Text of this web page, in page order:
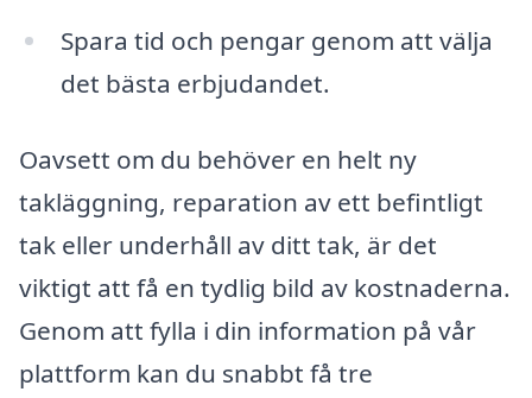
Spara tid och pengar genom att välja
det bästa erbjudandet.
Oavsett om du behöver en helt ny
takläggning, reparation av ett befintligt
tak eller underhåll av ditt tak, är det
viktigt att få en tydlig bild av kostnaderna.
Genom att fylla i din information på vår
plattform kan du snabbt få tre